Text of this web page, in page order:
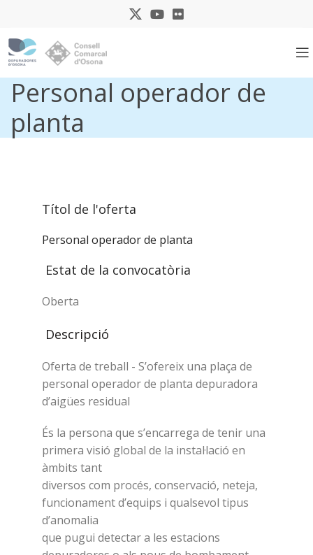
Personal operador de
planta
Títol de l'oferta
Personal operador de planta
Estat de la convocatòria
Oberta
Descripció
Oferta de treball - S’ofereix una plaça de
personal operador de planta depuradora
d’aigües residual
És la persona que s’encarrega de tenir una
primera visió global de la instal·lació en
àmbits tant
diversos com procés, conservació, neteja,
funcionament d’equips i qualsevol tipus
d’anomalia
que pugui detectar a les estacions